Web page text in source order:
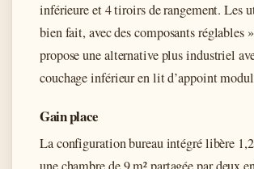
inférieure et 4 tiroirs de rangement. Les
bien fait, avec des composants
propose une alternative plus industriel
couchage inférieur en lit d’appoint
Gain place
La configuration bureau intégré libère